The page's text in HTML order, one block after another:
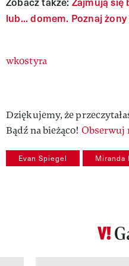
lub... domem. Poznaj
Authors
wkostyra
Dziękujemy, że
Bądź na bieżąco! Obserwuj
Evan Spiegel Miranda